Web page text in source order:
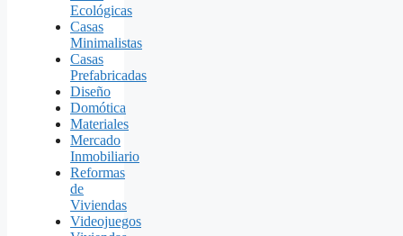
Ecológicas
Casas
Minimalistas
Casas
Prefabricadas
Diseño
Domótica
Materiales
Mercado
Inmobiliario
Reformas
de
Viviendas
Videojuegos